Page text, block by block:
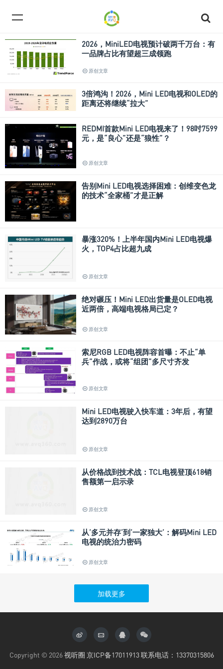
2026，MiniLED电视预计破两千万台：有
一品牌占比有望超三成领跑
原创文章
3倍鸿沟！2026，Mini LED电视和OLED的
距离还将继续“拉大”
REDMI首款Mini LED电视来了！98吋7599
元，是“良心”还是“狼性”？
原创文章
告别Mini LED电视选择困难：创维变色龙
的技术“全家桶”才是正解
暴涨320%！上半年国内Mini LED电视爆
火，TOP4占比超九成
原创文章
绝对碾压！Mini LED出货量是OLED电视
近两倍，高端电视格局已定？
原创文章
索尼RGB LED电视阵容首曝：不止“单
兵”作战，或将“组团”多尺寸齐发
原创文章
Mini LED电视驶入快车道：3年后，有望
达到2890万台
原创文章
从价格战到技术战：TCL电视登顶618销
售额第一启示录
原创文章
从’多元并存’到’一家独大’：解码Mini LED
电视的统治力密码
原创文章
加载更多
Copyright © 2026视听圈 京ICP备17011913 联系电话：13370315806